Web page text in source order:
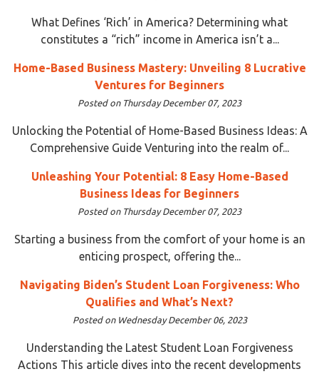
What Defines ‘Rich’ in America? Determining what
constitutes a “rich” income in America isn’t a...
Home-Based Business Mastery: Unveiling 8 Lucrative
Ventures for Beginners
Posted on Thursday December 07, 2023
Unlocking the Potential of Home-Based Business Ideas: A
Comprehensive Guide Venturing into the realm of...
Unleashing Your Potential: 8 Easy Home-Based
Business Ideas for Beginners
Posted on Thursday December 07, 2023
Starting a business from the comfort of your home is an
enticing prospect, offering the...
Navigating Biden’s Student Loan Forgiveness: Who
Qualifies and What’s Next?
Posted on Wednesday December 06, 2023
Understanding the Latest Student Loan Forgiveness
Actions This article dives into the recent developments